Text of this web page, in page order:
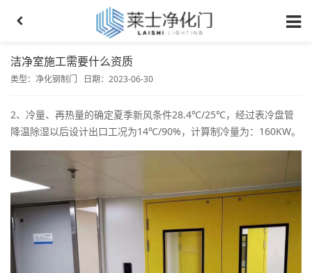
洁净室施工需要什么资质
类型： 净化钢制门 日期：2023-06-30
2、冷量、再热量的确定夏季新风条件28.4℃/25℃，经过表冷盘管
降温除湿以后设计出口工况为14℃/90%，计算制冷量为：160KW。